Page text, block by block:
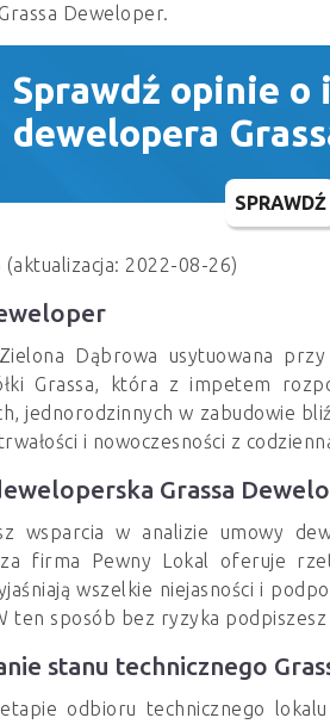
Deweloper.
Sprawdź opinie o
dewelopera
SPRAWDŹ
2022-08-26)
Dąbrowa usytuowana
Grassa, która z impetem
jednorodzinnych w zabudowie
i nowoczesności z
Grassa
wsparcia w analizie umowy
firma Pewny Lokal oferuje
wszelkie niejasności i
ten sposób bez ryzyka
stanu technicznego
odbioru technicznego